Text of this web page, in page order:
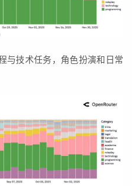
与技术任务，角色扮演和日常